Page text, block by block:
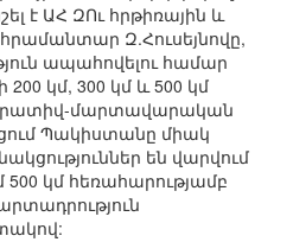
է ԱՀ ԶՈւ հրթիռային և
Զ.Հուսեյնովը,
ապահովելու համար
կմ, 300 կմ և 500 կմ
մարտավարական
Պակիստանը միակ
են վարվում
500 կմ հեռահարությամբ